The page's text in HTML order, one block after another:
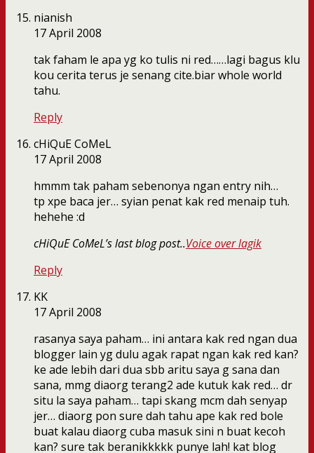
nianish
17 April 2008
tak faham le apa yg ko tulis ni red……lagi bagus klu
kou cerita terus je senang cite.biar whole world
tahu.
Reply
cHiQuE CoMeL
17 April 2008
hmmm tak paham sebenonya ngan entry nih…
tp xpe baca jer… syian penat kak red menaip tuh.
hehehe :d
cHiQuE CoMeL’s last blog post..Voice over lagik
Reply
KK
17 April 2008
rasanya saya paham… ini antara kak red ngan dua
blogger lain yg dulu agak rapat ngan kak red kan?
ke ade lebih dari dua sbb aritu saya g sana dan
sana, mmg diaorg terang2 ade kutuk kak red… dr
situ la saya paham… tapi skang mcm dah senyap
jer… diaorg pon sure dah tahu ape kak red bole
buat kalau diaorg cuba masuk sini n buat kecoh
kan? sure tak beranikkkkk punye lah! kat blog